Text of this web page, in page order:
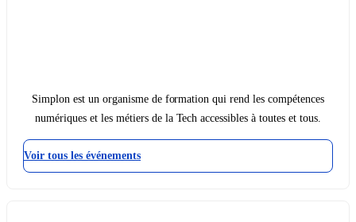
Simplon est un organisme de formation qui rend les compétences
numériques et les métiers de la Tech accessibles à toutes et tous.
Voir tous les événements